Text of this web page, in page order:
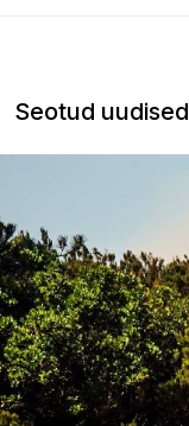
Seotud uudised